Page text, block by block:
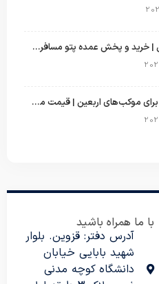
قیمت پتو سبک سنس | خرید و پخش عمده پتو مسافرتی Sense
خرید عمده پتو مینک برای موکب‌های اربعین | قیمت مناسب و ارسال سریع
با ما همراه باشید
آدرس دفتر: قزوین. بلوار
شهید بابایی خیابان
دانشگاه کوچه مدنی